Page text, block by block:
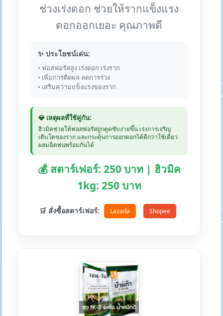
ช่วงเร่งดอก ช่วยให้รากแข็งแรง
ดอกออกเยอะ คุณภาพดี
✨ ประโยชน์เด่น:
• ฟอสฟอรัสสูง เร่งดอก เร่งราก
• เพิ่มการติดผล ลดการร่วง
• เสริมความแข็งแรงของราก
💎 เหตุผลที่ใช้คู่กัน:
ฮิวมิคช่วยให้ฟอสฟอรัสถูกดูดซับง่ายขึ้น เร่งการเจริญ
เติบโตของราก และกระตุ้นการออกดอกได้ดีกว่าใช้เดี่ยว
ผสมฉีดพ่นพร้อมกันได้
💰 สตาร์เฟอร์: 250 บาท | ฮิวมิค
1kg: 250 บาท
🛒 สั่งซื้อสตาร์เฟอร์: Lazada Shopee